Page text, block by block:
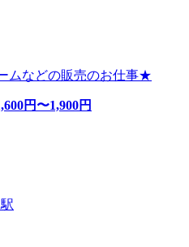
ムなどの販売のお仕事★
円〜1,900円